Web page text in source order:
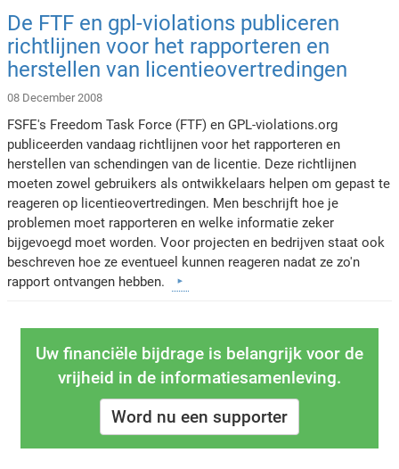
De FTF en gpl-violations publiceren
richtlijnen voor het rapporteren en
herstellen van licentieovertredingen
08 December 2008
FSFE's Freedom Task Force (FTF) en GPL-violations.org
publiceerden vandaag richtlijnen voor het rapporteren en
herstellen van schendingen van de licentie. Deze richtlijnen
moeten zowel gebruikers als ontwikkelaars helpen om gepast te
reageren op licentieovertredingen. Men beschrijft hoe je
problemen moet rapporteren en welke informatie zeker
bijgevoegd moet worden. Voor projecten en bedrijven staat ook
beschreven hoe ze eventueel kunnen reageren nadat ze zo'n
rapport ontvangen hebben.
Uw financiële bijdrage is belangrijk voor de
vrijheid in de informatiesamenleving.
Word nu een supporter